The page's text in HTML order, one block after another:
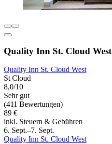
Quality Inn St. Cloud West
Quality Inn St. Cloud West
St Cloud
8,0/10
Sehr gut
(411 Bewertungen)
89 €
inkl. Steuern & Gebühren
6. Sept.–7. Sept.
Quality Inn St. Cloud West